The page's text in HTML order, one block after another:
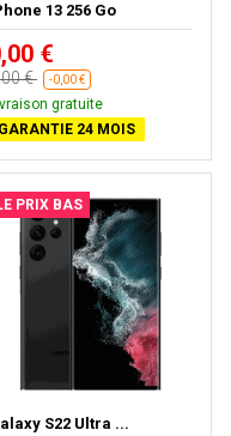
13 256 Go
€
€ -0,00 €
gratuite
GARANTIE 24 MOIS
PRIX BAS
S22 Ultra ...